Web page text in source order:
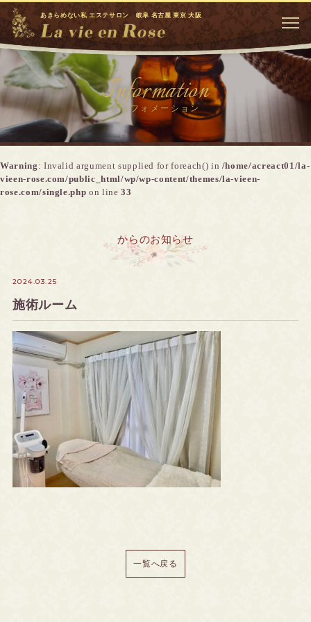
あきらめない私 エステサロン 岐阜 名古屋 東京 大阪
Information
インフォメーション
Warning : Invalid argument supplied for foreach() in /home/acreact01/la-
vieen-rose.com/public_html/wp/wp-content/themes/la-vieen-
rose.com/single.php on line33
からのお知らせ
2024.03.25
施術ルーム
一覧へ戻る